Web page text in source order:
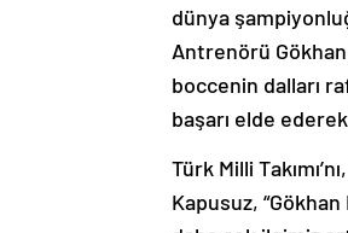
dünya
Antrenörü
boccenin dalları
başarı elde
Türk Milli
Kapusuz,